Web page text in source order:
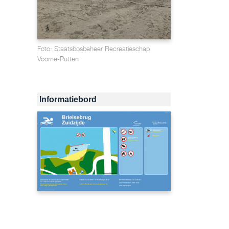
Foto: Staatsbosbeheer Recreatieschap
Voorne-Putten
Informatiebord